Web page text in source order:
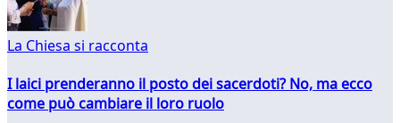
La Chiesa si racconta
I laici prenderanno il posto dei sacerdoti? No, ma ecco
come può cambiare il loro ruolo